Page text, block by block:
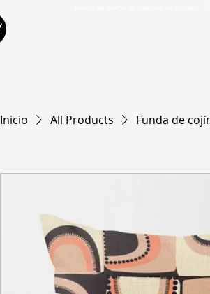
Inicio All Products Funda de